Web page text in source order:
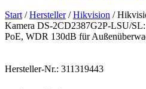
Start /Hersteller/Hikvision /
Kamera DS-2CD2387G2P-LSU/
PoE, WDR 130dB für
Hersteller-Nr.: 311319443